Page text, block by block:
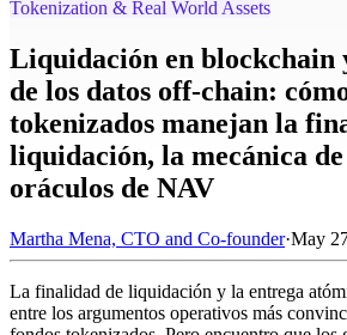
Tokenization & Real World Assets
Liquidación en blockchain
de los datos off-chain:
tokenizados manejan la
liquidación, la mecánica
oráculos de NAV
Martha Mena, CTO and Co-founder·May
La finalidad de liquidación y la entrega
entre los argumentos operativos más